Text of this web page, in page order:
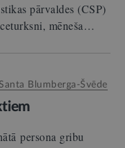
pārvaldes (CSP)
mēneša…
Santa Blumberga-Švēde
persona gribu